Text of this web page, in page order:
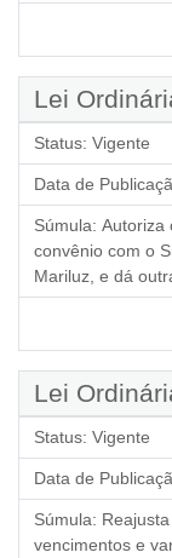
Lei
Status: Vigente
Data de
Súmula: Autoriza
convênio com o
Mariluz, e dá
Lei
Status: Vigente
Data de
Súmula:
vencimentos e